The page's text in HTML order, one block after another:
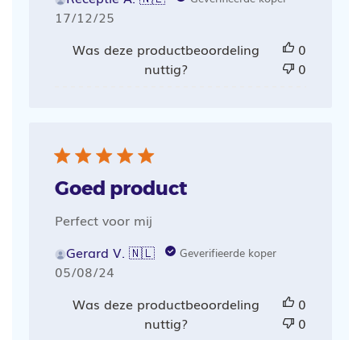
Publicatiedatum
17/12/25
Was deze productbeoordeling
nuttig?
0
0
Goed product
Perfect voor mij
Gerard V. 🇳🇱
Geverifieerde koper
Publicatiedatum
05/08/24
Was deze productbeoordeling
nuttig?
0
0